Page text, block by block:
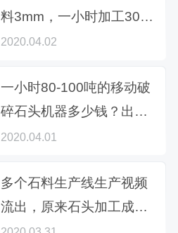
料3mm，一小时加工30-
45吨，有合适的破碎机推
2020.04.02
一小时80-100吨的移动破
碎石头机器多少钱？出料
要在10-30mm之间
2020.04.01
多个石料生产线生产视频
流出，原来石头加工成石